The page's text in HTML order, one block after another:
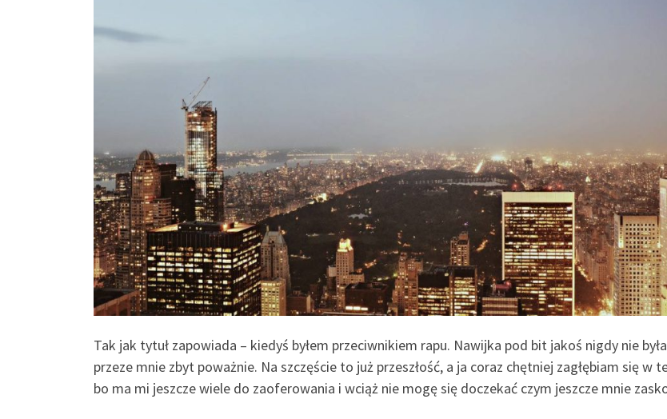
Tak jak tytuł zapowiada – kiedyś byłem przeciwnikiem rapu. Nawijka pod bit jakoś nigdy nie
przeze mnie zbyt poważnie. Na szczęście to już przeszłość, a ja coraz chętniej zagłębiam się w
bo ma mi jeszcze wiele do zaoferowania i wciąż nie mogę się doczekać czym jeszcze mnie